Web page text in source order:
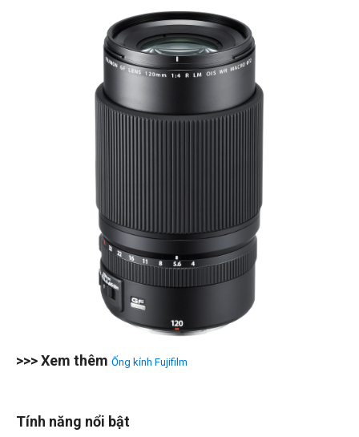
>>> Xem thêm Ống kính Fujifilm
Tính năng nổi bật